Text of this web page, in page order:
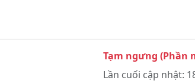
Tạm ngưng (Phần
Lần cuối cập nhật: